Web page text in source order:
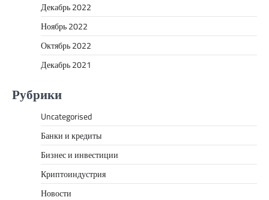
Декабрь 2022
Ноябрь 2022
Октябрь 2022
Декабрь 2021
Рубрики
Uncategorised
Банки и кредиты
Бизнес и инвестиции
Криптоиндустрия
Новости